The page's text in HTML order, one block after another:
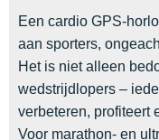
Een cardio GPS-
aan sporters,
Het is niet alleen
wedstrijdlopers –
verbeteren, profiteert
Voor marathon- en